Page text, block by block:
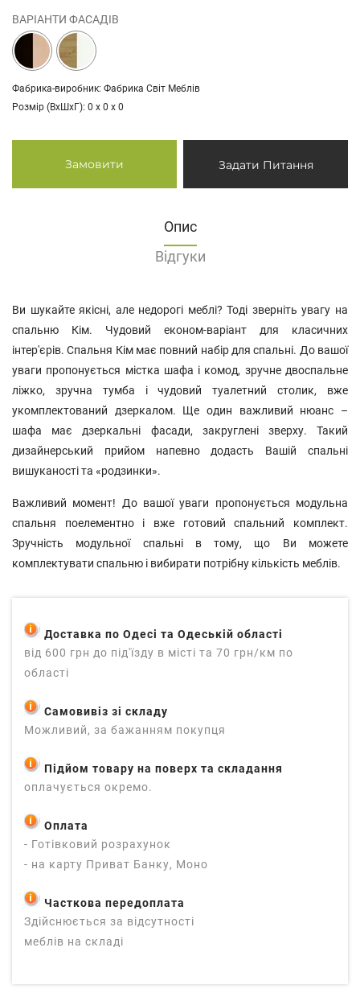
ВАРІАНТИ ФАСАДІВ
Фабрика-виробник: Фабрика Світ Меблів
Розмір (ВхШхГ): 0 х 0 х 0
Замовити Задати Питання
Доставка по Одесі та Одеській області
від 600 грн до під'їзду в місті та 70 грн/км по
області
Самовивіз зі складу
Можливий, за бажанням покупця
Підйом товару на поверх та складання
оплачується окремо.
Оплата
- Готівковий розрахунок
- на карту Приват Банку, Моно
Часткова передоплата
Здійснюється за відсутності
меблів на складі
Опис
Відгуки
Ви шукайте якісні, але недорогі меблі? Тоді зверніть увагу на
спальню Кім. Чудовий економ-варіант для класичних
інтер'єрів. Спальня Кім має повний набір для спальні. До вашої
уваги пропонується містка шафа і комод, зручне двоспальне
ліжко, зручна тумба і чудовий туалетний столик, вже
укомплектований дзеркалом. Ще один важливий нюанс –
шафа має дзеркальні фасади, закруглені зверху. Такий
дизайнерський прийом напевно додасть Вашій спальні
вишуканості та «родзинки».
Важливий момент! До вашої уваги пропонується модульна
спальня поелементно і вже готовий спальний комплект.
Зручність модульної спальні в тому, що Ви можете
комплектувати спальню і вибирати потрібну кількість меблів.